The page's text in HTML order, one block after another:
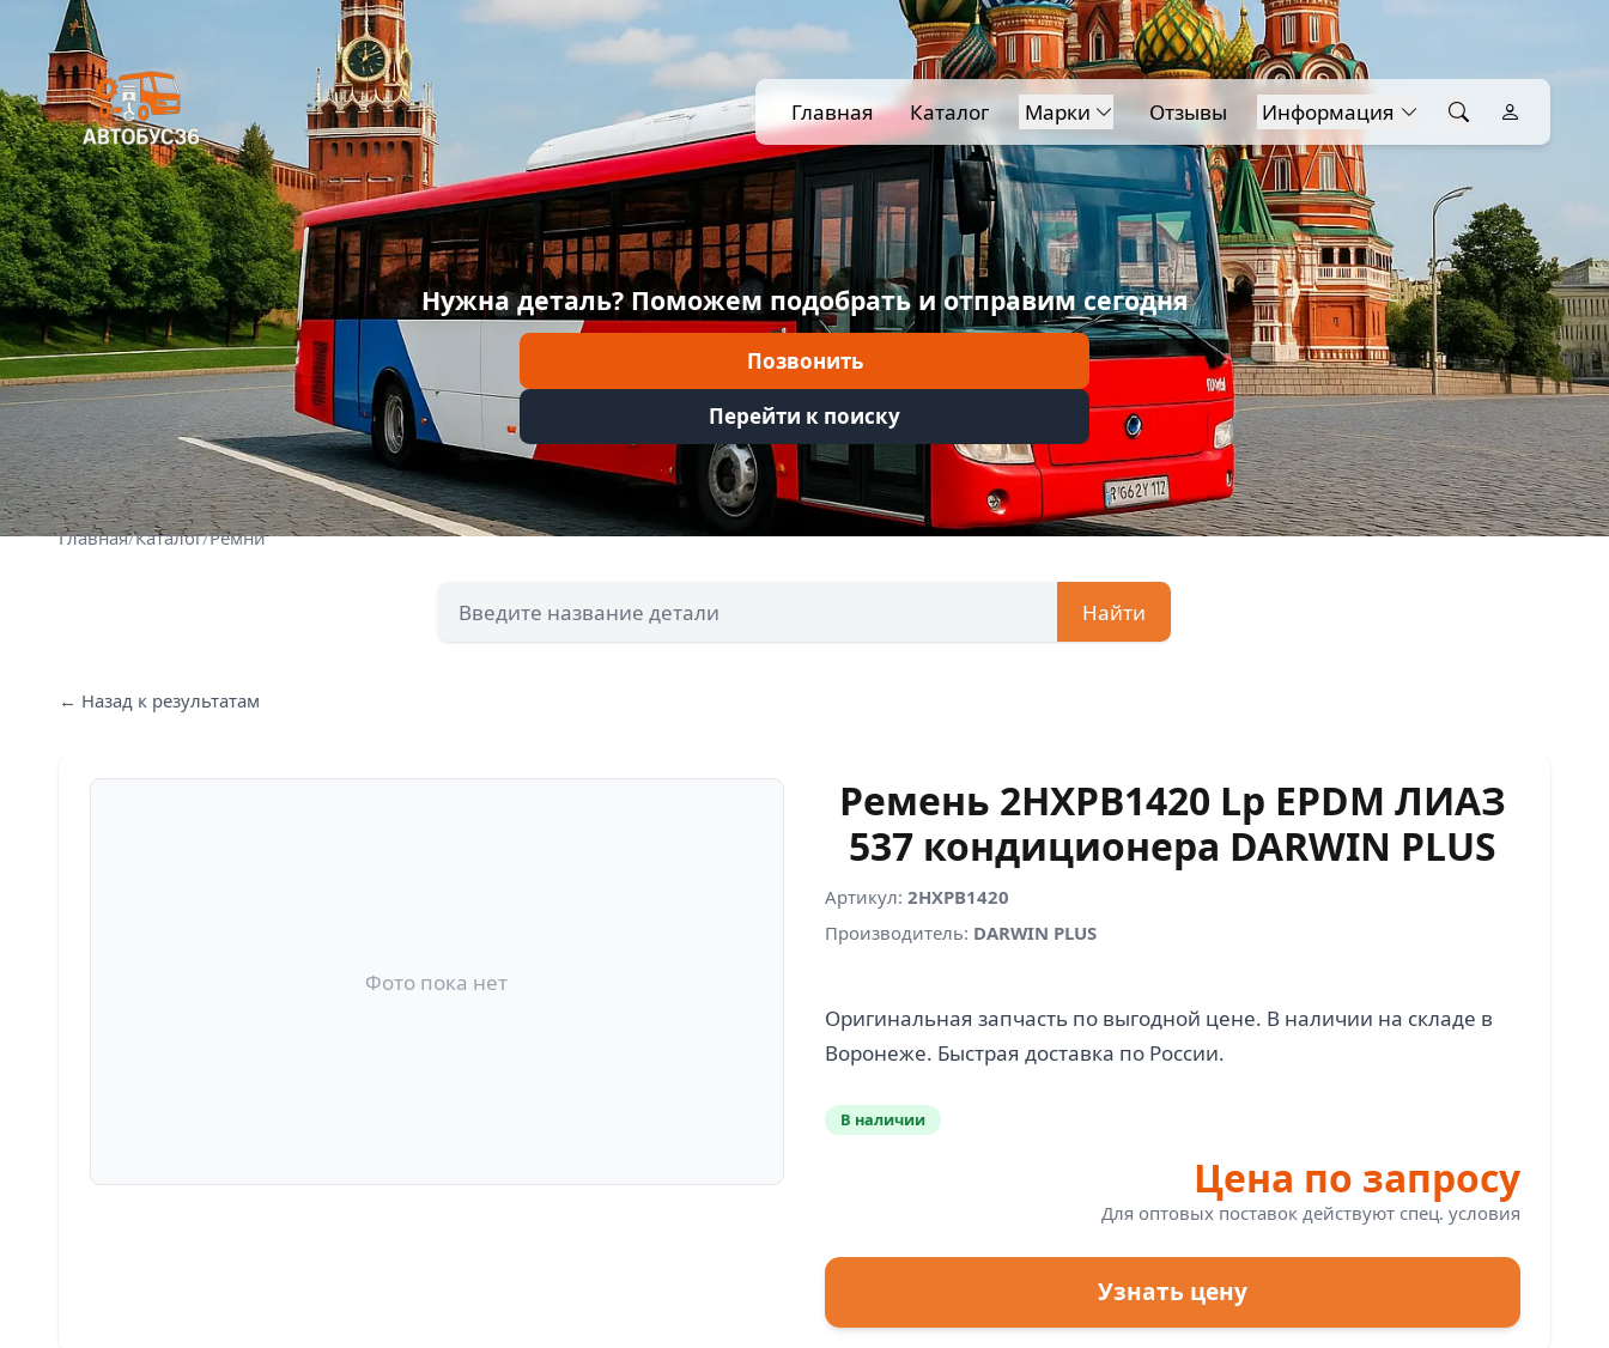
Главная Каталог Марки Отзывы Информация
Нужна деталь? Поможем подобрать и отправим сегодня
Позвонить
Перейти к поиску
Главная/Каталог/Ремни
Найти
← Назад к результатам
Фото пока нет
Ремень 2HXPB1420 Lp EPDM ЛИАЗ
537 кондиционера DARWIN PLUS
Артикул: 2HXPB1420
Производитель: DARWIN PLUS
Оригинальная запчасть по выгодной цене. В наличии на складе в
В наличии
Цена по запросу
Для оптовых поставок действуют спец. условия
Узнать цену